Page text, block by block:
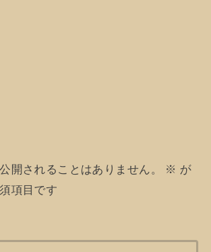
開されることはありません。 ※ が
項目です